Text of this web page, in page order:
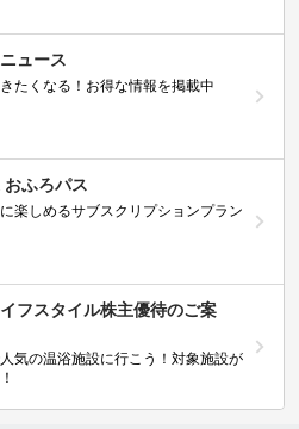
ュース
たくなる！お得な情報を掲載中
ふろパス
楽しめるサブスクリプションプラン
イフスタイル株主優待のご案
気の温浴施設に行こう！対象施設が